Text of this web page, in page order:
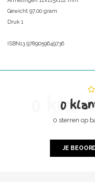
Gewicht 97,00 gram
Druk 1
ISBN13 9789059649736
0
0
0 sterren op
JE